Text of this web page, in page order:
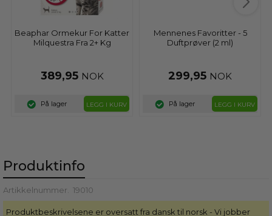
Beaphar Ormekur For Katter
Milquestra Fra 2+ Kg
389,95 NOK
På lager LEGG I KURV
Mennenes Favoritter - 5
Duftprøver (2 ml)
299,95 NOK
På lager LEGG I KURV
Produktinfo
Artikkelnummer. 19010
Produktbeskrivelsene er oversatt fra dansk til norsk - Vi jobber